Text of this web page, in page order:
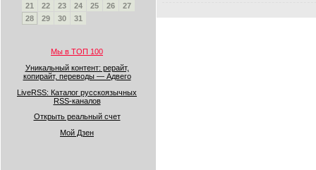
21
22 23 24 25 26
27
28
29 30 31
Мы в ТОП 100
Уникальный контент: рерайт,
копирайт, переводы — Адвего
LiveRSS: Каталог русскоязычных
RSS-каналов
Открыть реальный счет
Мой Дзен